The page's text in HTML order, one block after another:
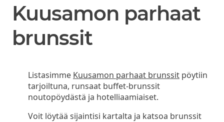
Kuusamon parhaat
brunssit
Listasimme Kuusamon parhaat brunssit pöytiin
tarjoiltuna, runsaat buffet-brunssit
noutopöydästä ja hotelliaamiaiset.
Voit löytää sijaintisi kartalta ja katsoa brunssit